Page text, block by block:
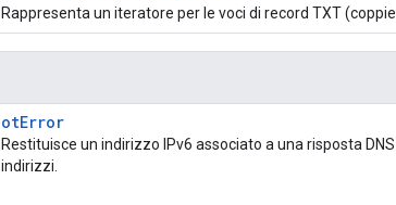
Rappresenta un iteratore per le voci di record TXT
otError
Restituisce un indirizzo IPv6 associato a una risposta
indirizzi.